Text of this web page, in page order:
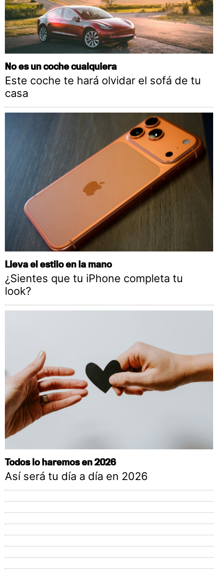
No es un coche cualquiera
Este coche te hará olvidar el sofá de tu
casa
Lleva el estilo en la mano
¿Sientes que tu iPhone completa tu
look?
Todos lo haremos en 2026
Así será tu día a día en 2026